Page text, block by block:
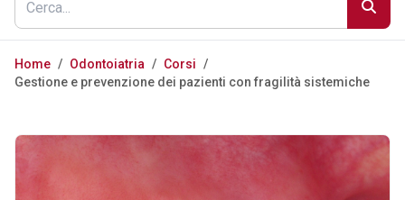
Home / Odontoiatria / Corsi /
Gestione e prevenzione dei pazienti con fragilità sistemiche